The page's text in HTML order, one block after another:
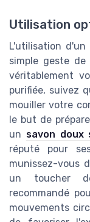
Utilisation
L'utilisation
simple geste
véritablement
purifiée, suivez
mouiller votre
le but de
un savon doux
réputé pour
munissez-vous
un toucher
recommandé
mouvements